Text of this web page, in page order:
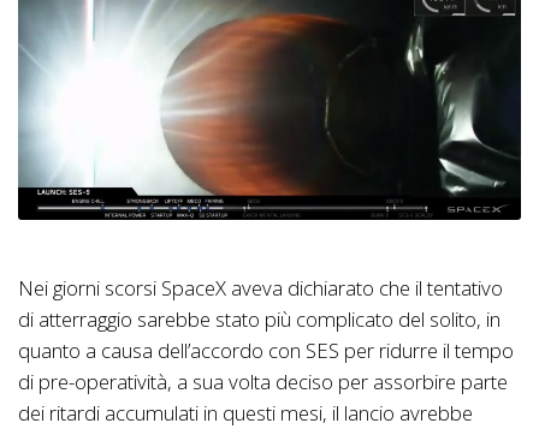
Nei giorni scorsi SpaceX aveva dichiarato che il tentativo
di atterraggio sarebbe stato più complicato del solito, in
quanto a causa dell’accordo con SES per ridurre il tempo
di pre-operatività, a sua volta deciso per assorbire parte
dei ritardi accumulati in questi mesi, il lancio avrebbe